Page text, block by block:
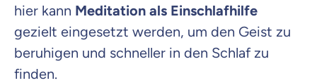
hier kann Meditation als Einschlafhilfe
gezielt eingesetzt werden, um den Geist zu
beruhigen und schneller in den Schlaf zu
finden.